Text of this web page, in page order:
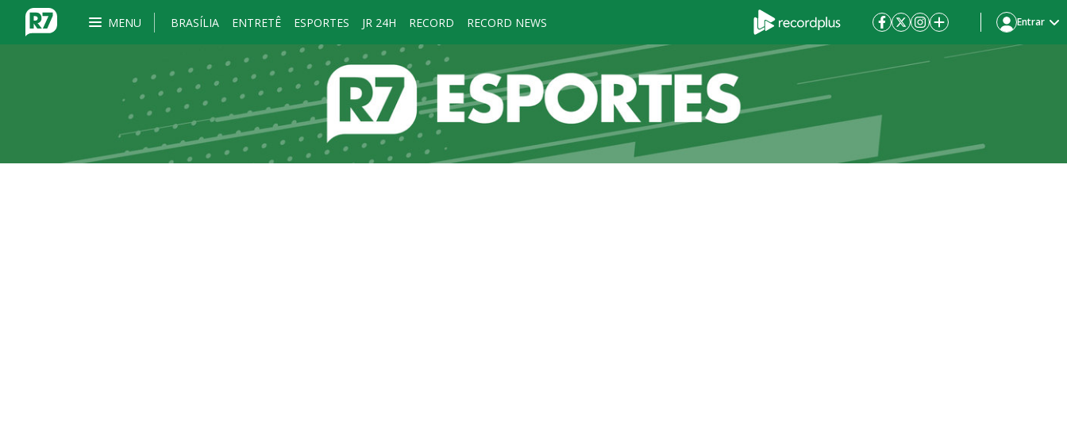
MENU BRASÍLIA ENTRETÊ ESPORTES JR 24H RECORD RECORD NEWS Entrar